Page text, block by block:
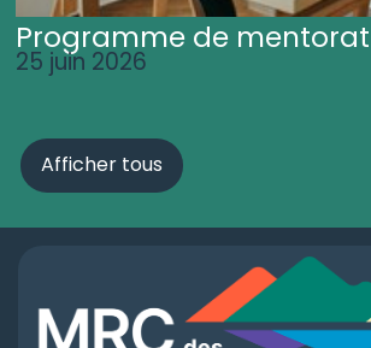
Programme de mentorat
25 juin 2026
Afficher tous